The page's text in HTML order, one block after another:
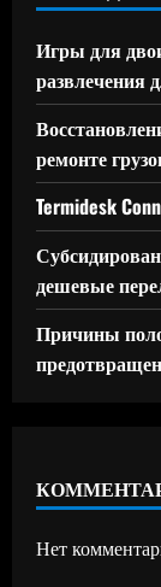
Игры для
развлечения
ремонте
Termidesk
дешевые
Причины
Нет